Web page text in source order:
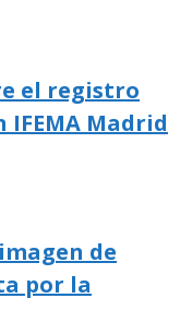
el registro
Madrid
de
por la